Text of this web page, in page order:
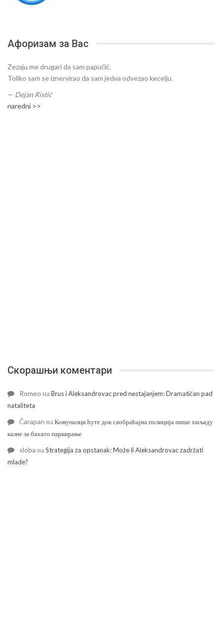
Афоризам за Вас
Zezaju me drugari da sam papučić.
Toliko sam se iznervirao da sam jedva odvezao kecelju.
— Dejan Ristić
naredni >>
Скорашњи коментари
Romeo наBrus i Aleksandrovac pred nestajanjem: Dramatičan pad
nataliteta
Čarapan наКомуналци ћуте док саобраћајна полиција пише хиљаду
казне за бахато паркирање
sloba наStrategija za opstanak: Može li Aleksandrovac zadržati
mlade?